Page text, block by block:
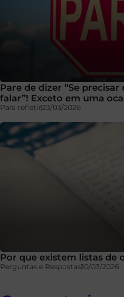
Pare de dizer “Se
falar”! Exceto em uma
Para refletir23/03/2026
Por que existem listas de
Perguntas e Respostas10/03/2026